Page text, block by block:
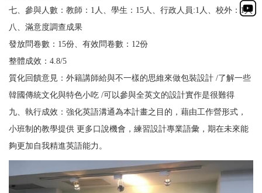
七、參與人數：教師： 1 人、學生： 15 人、行政人員 :1 人、校外： 1人
八、滿意度調查成果
發放問卷數： 15份、有效問卷數： 12份
整體成效： 4.8/5
質化回饋意見：外籍講師給與不一樣的思維來做包裝設計 /了解一些
韓國傳統文化與特色小吃 /可以參與全英文的設計實作是很難得
九、執行成效：強化英語溝通為本計畫之目的，藉由工作營形式，
小班制的教學提供 更多口說機會，練習設計專業語彙，期在未來能
夠更加自我精進英語能力。